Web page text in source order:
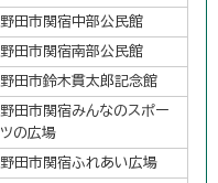
野田市関宿中部公民館
野田市関宿南部公民館
野田市鈴木貫太郎記念館
野田市関宿みんなのスポー
ツの広場
野田市関宿ふれあい広場